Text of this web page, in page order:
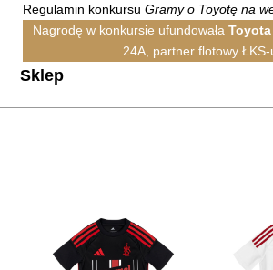
Regulamin konkursu Gramy o Toyotę na
Nagrodę w konkursie ufundowała
24A, partner flotowy ŁKS-
Sklep